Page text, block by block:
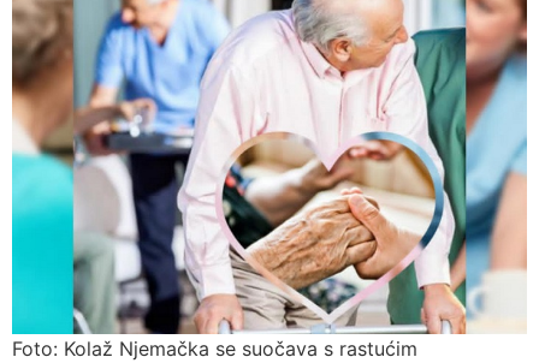
Foto: Kolaž Njemačka se suočava s rastućim